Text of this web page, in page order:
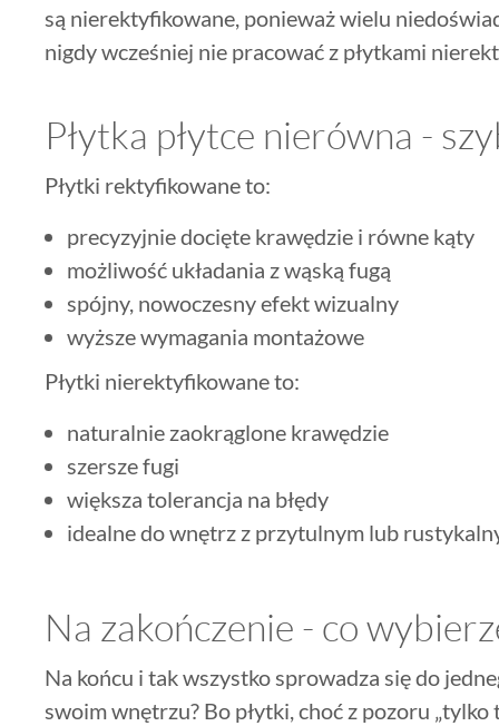
są nierektyfikowane, ponieważ wielu
nigdy wcześniej nie pracować z płytkami
Płytka płytce nierówna -
Płytki rektyfikowane to:
precyzyjnie docięte krawędzie i równe kąty
możliwość układania z wąską fugą
spójny, nowoczesny efekt wizualny
wyższe wymagania montażowe
Płytki nierektyfikowane to:
naturalnie zaokrąglone krawędzie
szersze fugi
większa tolerancja na błędy
idealne do wnętrz z przytulnym lub
Na zakończenie - co
Na końcu i tak wszystko sprowadza się do
swoim wnętrzu? Bo płytki, choć z pozoru „tylko